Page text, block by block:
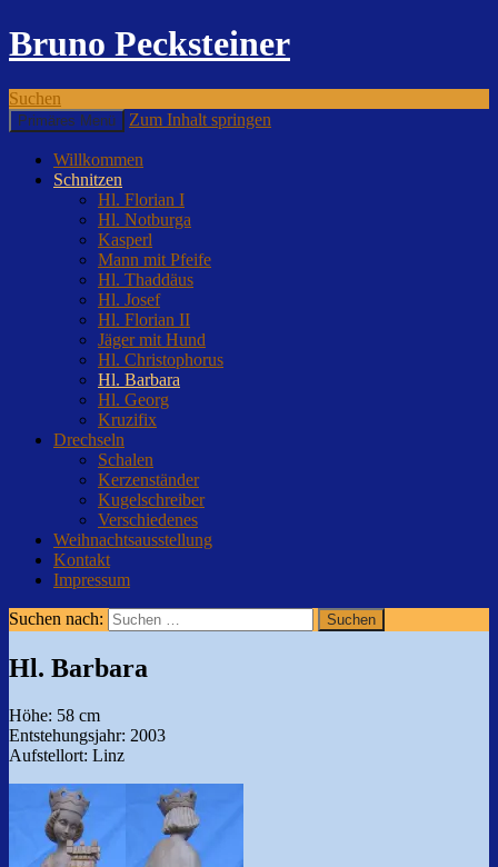
Bruno Pecksteiner
Suchen
Primäres Menü Zum Inhalt springen
Willkommen
Schnitzen
Hl. Florian I
Hl. Notburga
Kasperl
Mann mit Pfeife
Hl. Thaddäus
Hl. Josef
Hl. Florian II
Jäger mit Hund
Hl. Christophorus
Hl. Barbara
Hl. Georg
Kruzifix
Drechseln
Schalen
Kerzenständer
Kugelschreiber
Verschiedenes
Weihnachtsausstellung
Kontakt
Impressum
Suchen nach:
Hl. Barbara
Höhe: 58 cm
Entstehungsjahr: 2003
Aufstellort: Linz